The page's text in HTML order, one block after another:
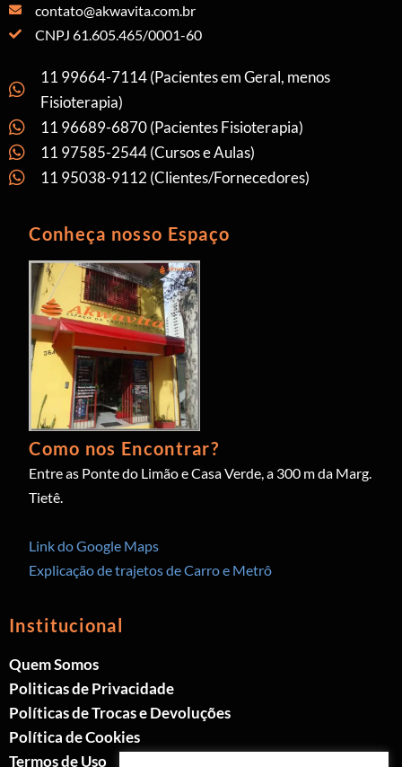
contato@akwavita.com.br
CNPJ 61.605.465/0001-60
11 99664-7114 (Pacientes em Geral, menos
Fisioterapia)
11 96689-6870 (Pacientes Fisioterapia)
11 97585-2544 (Cursos e Aulas)
11 95038-9112 (Clientes/Fornecedores)
Conheça nosso Espaço
Como nos Encontrar?
Entre as Ponte do Limão e Casa Verde, a 300 m da Marg.
Tietê.
Link do Google Maps
Explicação de trajetos de Carro e Metrô
Institucional
Quem Somos
Politicas de Privacidade
Políticas de Trocas e Devoluções
Política de Cookies
Termos de Uso